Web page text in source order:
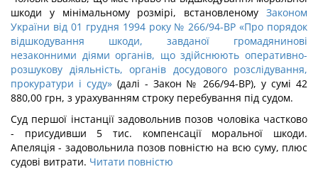
шкоди у мінімальному розмірі, встановленому Законом
України від 01 грудня 1994 року № 266/94-ВР «Про порядок
відшкодування шкоди, завданої громадянинові
незаконними діями органів, що здійснюють оперативно-
розшукову діяльність, органів досудового розслідування,
прокуратури і суду»(далі - Закон № 266/94-ВР), у сумі 42
880,00 грн, з урахуванням строку перебування під судом.
Суд першої інстанції задовольнив позов чоловіка частково
- присудивши 5 тис. компенсації моральної шкоди.
Апеляція - задовольнила позов повністю на всю суму, плюс
судові витрати. Читати повністю